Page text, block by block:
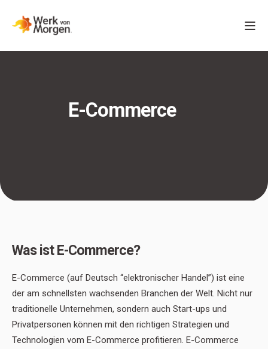
E-Commerce
Was ist E-Commerce?
E-Commerce (auf Deutsch “elektronischer Handel”) ist eine
der am schnellsten wachsenden Branchen der Welt. Nicht nur
traditionelle Unternehmen, sondern auch Start-ups und
Privatpersonen können mit den richtigen Strategien und
Technologien vom E-Commerce profitieren. E-Commerce